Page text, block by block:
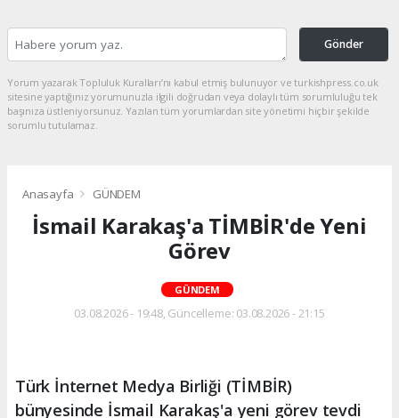
Gönder
Yorum yazarak Topluluk Kuralları’nı kabul etmiş bulunuyor ve turkishpress.co.uk
sitesine yaptığınız yorumunuzla ilgili doğrudan veya dolaylı tüm sorumluluğu tek
başınıza üstleniyorsunuz. Yazılan tüm yorumlardan site yönetimi hiçbir şekilde
sorumlu tutulamaz.
Anasayfa GÜNDEM
İsmail Karakaş'a TİMBİR'de Yeni
Görev
GÜNDEM
03.08.2026 - 19:48, Güncelleme: 03.08.2026 - 21:15
Türk İnternet Medya Birliği (TİMBİR)
bünyesinde İsmail Karakaş'a yeni görev tevdi